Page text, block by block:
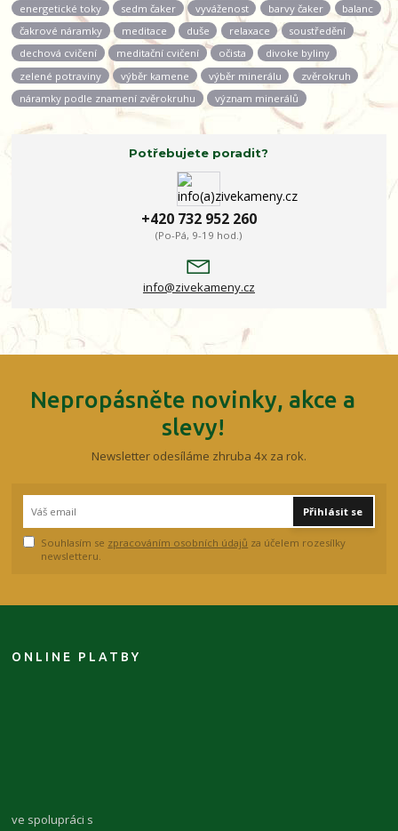
energetické toky
sedm čaker vyváženost barvy čaker
balanc
čakrové náramky
meditace duše relaxace
soustředění
dechová cvičení
meditační cvičení očista
divoke byliny
zelené potraviny
výběr kamene výběr minerálu
zvěrokruh
náramky podle znamení zvěrokruhu
význam minerálů
Potřebujete poradit?
+420 732 952 260
(Po-Pá, 9-19 hod.)
info@zivekameny.cz
Nepropásněte novinky, akce a
slevy!
Newsletter odesíláme zhruba 4x za rok.
Přihlásit se
Souhlasím se zpracováním osobních údajů za účelem rozesílky
newsletteru.
ONLINE PLATBY
ve spolupráci s